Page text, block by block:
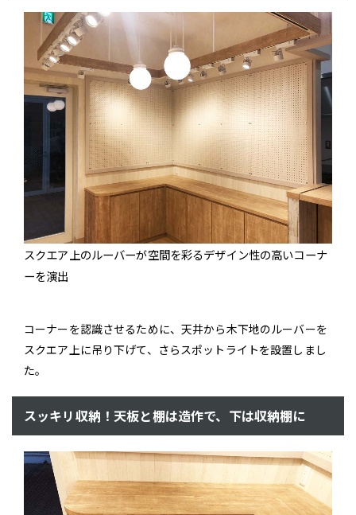
スクエア上のルーバーが空間を彩るデザイン性の高いコーナ
ーを演出
コーナーを認識させるために、天井から木下地のルーバーを
スクエア上に吊り下げて、さらスポットライトを設置しまし
た。
スッキリ収納！天板と棚は造作で、下は収納棚に